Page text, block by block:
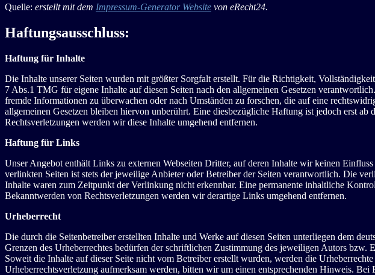
Quelle: erstellt mit dem Impressum-Generator Website von eRecht24.
Haftungsausschluss:
Haftung für Inhalte
Die Inhalte unserer Seiten wurden mit größter Sorgfalt erstellt. Für die Richtigkeit,
7 Abs.1 TMG für eigene Inhalte auf diesen Seiten nach den allgemeinen Gesetzen
fremde Informationen zu überwachen oder nach Umständen zu forschen, die auf eine
allgemeinen Gesetzen bleiben hiervon unberührt. Eine diesbezügliche Haftung ist jedoch erst
Rechtsverletzungen werden wir diese Inhalte umgehend entfernen.
Haftung für Links
Unser Angebot enthält Links zu externen Webseiten Dritter, auf deren Inhalte wir keinen
verlinkten Seiten ist stets der jeweilige Anbieter oder Betreiber der Seiten verantwortlich. Die
Inhalte waren zum Zeitpunkt der Verlinkung nicht erkennbar. Eine permanente inhaltliche
Bekanntwerden von Rechtsverletzungen werden wir derartige Links umgehend entfernen.
Urheberrecht
Die durch die Seitenbetreiber erstellten Inhalte und Werke auf diesen Seiten unterliegen dem
Grenzen des Urheberrechtes bedürfen der schriftlichen Zustimmung des jeweiligen Autors
Soweit die Inhalte auf dieser Seite nicht vom Betreiber erstellt wurden, werden die
Urheberrechtsverletzung aufmerksam werden, bitten wir um einen entsprechenden Hinweis.